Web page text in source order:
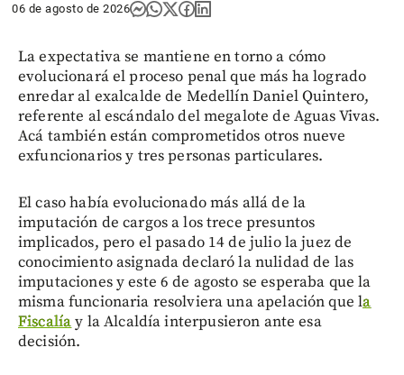
06 de agosto de 2026
La expectativa se mantiene en torno a cómo
evolucionará el proceso penal que más ha logrado
enredar al exalcalde de Medellín Daniel Quintero,
referente al escándalo del megalote de Aguas Vivas.
Acá también están comprometidos otros nueve
exfuncionarios y tres personas particulares.
El caso había evolucionado más allá de la
imputación de cargos a los trece presuntos
implicados, pero el pasado 14 de julio la juez de
conocimiento asignada declaró la nulidad de las
imputaciones y este 6 de agosto se esperaba que la
misma funcionaria resolviera una apelación que la
Fiscalíay la Alcaldía interpusieron ante esa
decisión.